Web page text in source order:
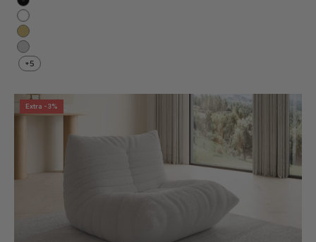
Schwarz
Weiß
Sand
Hellgrau
+5
Extra -3%